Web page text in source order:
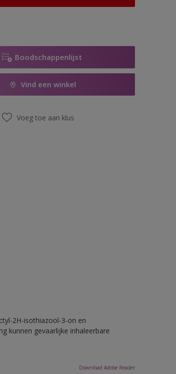
Boodschappenlijst
Vind een winkel
Voeg toe aan klus
2H-isothiazool-3-on en
kunnen gevaarlijke inhaleerbare
Download Adobe Reader